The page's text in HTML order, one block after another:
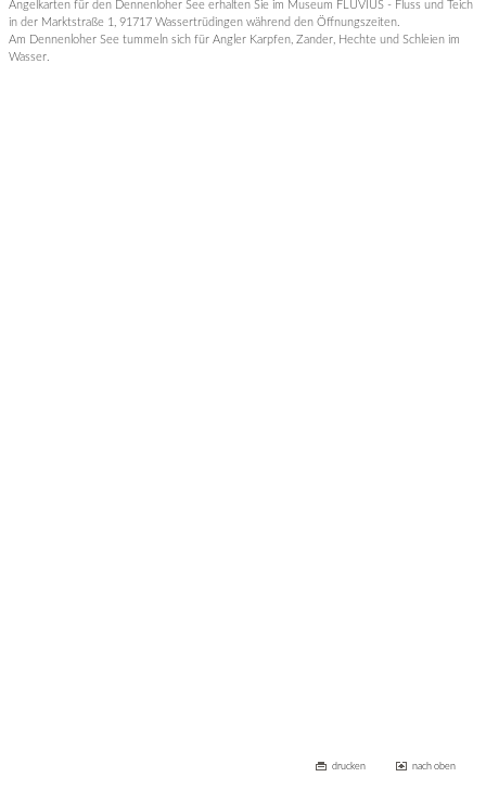
Angelkarten für den Dennenloher See erhalten Sie im Museum FLUVIUS - Fluss und Teich
in der Marktstraße 1, 91717 Wassertrüdingen während den Öffnungszeiten.
Am Dennenloher See tummeln sich für Angler Karpfen, Zander, Hechte und Schleien im
Wasser.
drucken nach oben